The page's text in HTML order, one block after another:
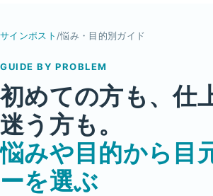
サインポスト /悩み・目的別ガイド
GUIDE BY PROBLEM
初めての方も、仕
迷う方も。
悩みや目的から目
ーを選ぶ